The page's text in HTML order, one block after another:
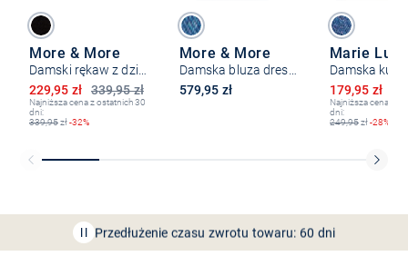
More & More
Damski rękaw z dzianiny
339,95 zł
Obniżona cena
229,95 zł
Najniższa cena z ostatnich 30
dni:
339,95zł-32%
More & More
Damska bluza dresowa
579,95 zł
Marie
Obniżona
179,95 zł
Najniższa cena z
dni:
249,95zł-28%
Przedłużenie czasu zwrotu towaru: 60 dni